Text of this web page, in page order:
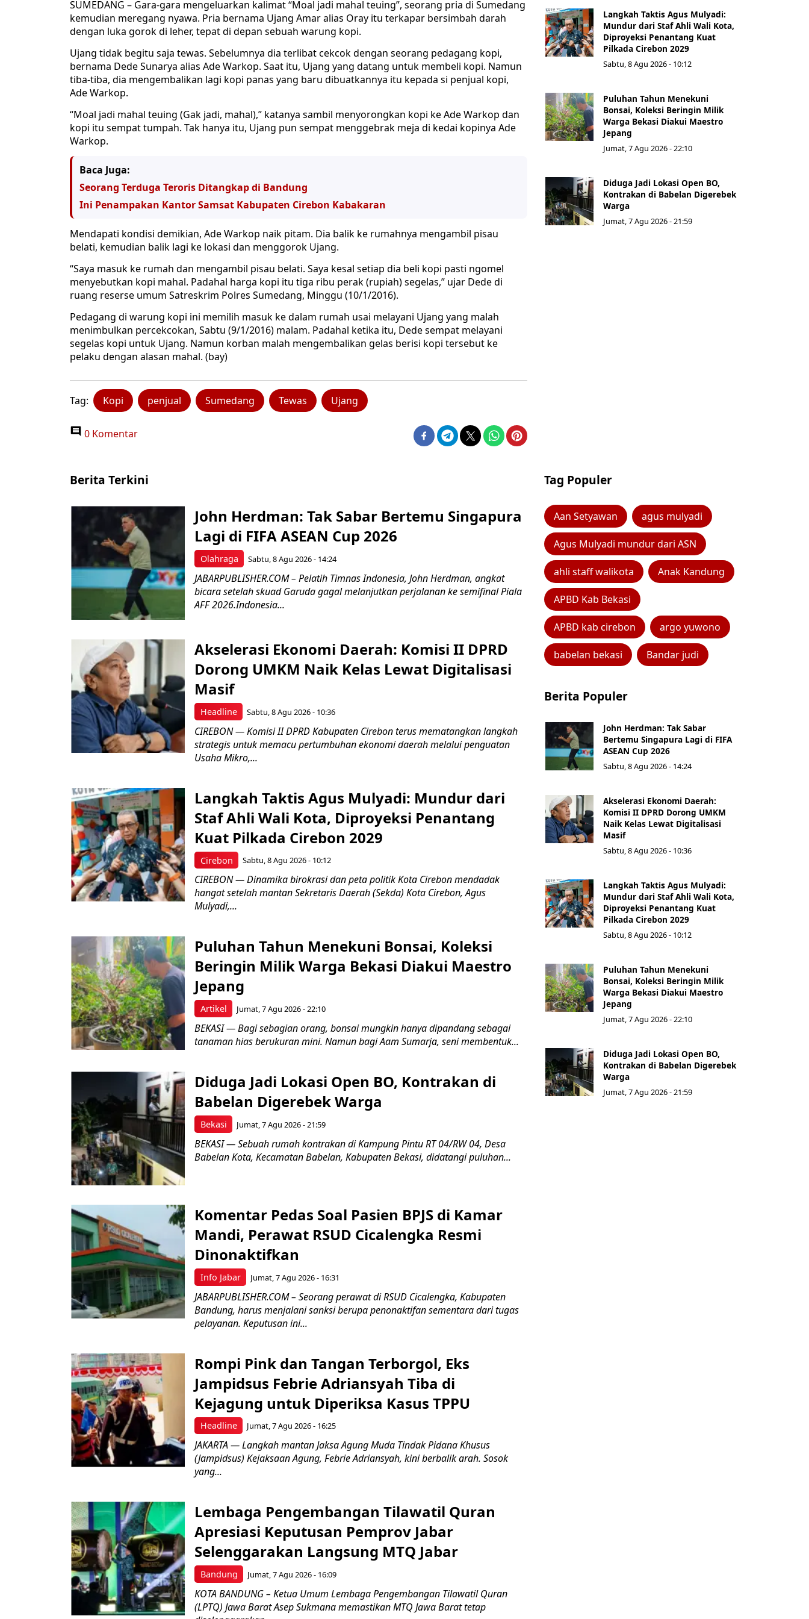
SUMEDANG – Gara-gara mengeluarkan kalimat “Moal jadi mahal teuing”, seorang pria di Sumedang
kemudian meregang nyawa. Pria bernama Ujang Amar alias Oray itu terkapar bersimbah darah
dengan luka gorok di leher, tepat di depan sebuah warung kopi.
Ujang tidak begitu saja tewas. Sebelumnya dia terlibat cekcok dengan seorang pedagang kopi,
bernama Dede Sunarya alias Ade Warkop. Saat itu, Ujang yang datang untuk membeli kopi. Namun
tiba-tiba, dia mengembalikan lagi kopi panas yang baru dibuatkannya itu kepada si penjual kopi,
Ade Warkop.
“Moal jadi mahal teuing (Gak jadi, mahal),” katanya sambil menyorongkan kopi ke Ade Warkop dan
kopi itu sempat tumpah. Tak hanya itu, Ujang pun sempat menggebrak meja di kedai kopinya Ade
Warkop.
Baca Juga:
Seorang Terduga Teroris Ditangkap di Bandung
Ini Penampakan Kantor Samsat Kabupaten Cirebon Kabakaran
Mendapati kondisi demikian, Ade Warkop naik pitam. Dia balik ke rumahnya mengambil pisau
belati, kemudian balik lagi ke lokasi dan menggorok Ujang.
“Saya masuk ke rumah dan mengambil pisau belati. Saya kesal setiap dia beli kopi pasti ngomel
menyebutkan kopi mahal. Padahal harga kopi itu tiga ribu perak (rupiah) segelas,” ujar Dede di
ruang reserse umum Satreskrim Polres Sumedang, Minggu (10/1/2016).
Pedagang di warung kopi ini memilih masuk ke dalam rumah usai melayani Ujang yang malah
menimbulkan percekcokan, Sabtu (9/1/2016) malam. Padahal ketika itu, Dede sempat melayani
segelas kopi untuk Ujang. Namun korban malah mengembalikan gelas berisi kopi tersebut ke
pelaku dengan alasan mahal. (bay)
Tag: Kopi penjual Sumedang Tewas Ujang
0 Komentar
Langkah Taktis Agus Mulyadi:
Mundur dari Staf Ahli Wali Kota,
Diproyeksi Penantang Kuat
Pilkada Cirebon 2029
Sabtu, 8 Agu 2026 - 10:12
Puluhan Tahun Menekuni
Bonsai, Koleksi Beringin Milik
Warga Bekasi Diakui Maestro
Jepang
Jumat, 7 Agu 2026 - 22:10
Diduga Jadi Lokasi Open BO,
Kontrakan di Babelan Digerebek
Warga
Jumat, 7 Agu 2026 - 21:59
Berita Terkini
Olahraga
John Herdman: Tak Sabar Bertemu Singapura
Lagi di FIFA ASEAN Cup 2026
Sabtu, 8 Agu 2026 - 14:24
JABARPUBLISHER.COM – Pelatih Timnas Indonesia, John Herdman, angkat
bicara setelah skuad Garuda gagal melanjutkan perjalanan ke semifinal Piala
AFF 2026.Indonesia...
Headline
Akselerasi Ekonomi Daerah: Komisi II DPRD
Dorong UMKM Naik Kelas Lewat Digitalisasi
Masif
Sabtu, 8 Agu 2026 - 10:36
CIREBON — Komisi II DPRD Kabupaten Cirebon terus mematangkan langkah
strategis untuk memacu pertumbuhan ekonomi daerah melalui penguatan
Usaha Mikro,...
Cirebon
Langkah Taktis Agus Mulyadi: Mundur dari
Staf Ahli Wali Kota, Diproyeksi Penantang
Kuat Pilkada Cirebon 2029
Sabtu, 8 Agu 2026 - 10:12
CIREBON — Dinamika birokrasi dan peta politik Kota Cirebon mendadak
hangat setelah mantan Sekretaris Daerah (Sekda) Kota Cirebon, Agus
Mulyadi,...
Artikel
Puluhan Tahun Menekuni Bonsai, Koleksi
Beringin Milik Warga Bekasi Diakui Maestro
Jepang
Jumat, 7 Agu 2026 - 22:10
BEKASI — Bagi sebagian orang, bonsai mungkin hanya dipandang sebagai
tanaman hias berukuran mini. Namun bagi Aam Sumarja, seni membentuk...
Bekasi
Diduga Jadi Lokasi Open BO, Kontrakan di
Babelan Digerebek Warga
Jumat, 7 Agu 2026 - 21:59
BEKASI — Sebuah rumah kontrakan di Kampung Pintu RT 04/RW 04, Desa
Babelan Kota, Kecamatan Babelan, Kabupaten Bekasi, didatangi puluhan...
Info Jabar
Komentar Pedas Soal Pasien BPJS di Kamar
Mandi, Perawat RSUD Cicalengka Resmi
Dinonaktifkan
Jumat, 7 Agu 2026 - 16:31
JABARPUBLISHER.COM – Seorang perawat di RSUD Cicalengka, Kabupaten
Bandung, harus menjalani sanksi berupa penonaktifan sementara dari tugas
pelayanan. Keputusan ini...
Headline
Rompi Pink dan Tangan Terborgol, Eks
Jampidsus Febrie Adriansyah Tiba di
Kejagung untuk Diperiksa Kasus TPPU
Jumat, 7 Agu 2026 - 16:25
JAKARTA — Langkah mantan Jaksa Agung Muda Tindak Pidana Khusus
(Jampidsus) Kejaksaan Agung, Febrie Adriansyah, kini berbalik arah. Sosok
yang...
Bandung
Lembaga Pengembangan Tilawatil Quran
Apresiasi Keputusan Pemprov Jabar
Selenggarakan Langsung MTQ Jabar
Jumat, 7 Agu 2026 - 16:09
KOTA BANDUNG – Ketua Umum Lembaga Pengembangan Tilawatil Quran
(LPTQ) Jawa Barat Asep Sukmana memastikan MTQ Jawa Barat tetap
Tag Populer
Aan Setyawan agus mulyadi
Agus Mulyadi mundur dari ASN
ahli staff walikota Anak Kandung
APBD Kab Bekasi
APBD kab cirebon argo yuwono
babelan bekasi Bandar judi
Berita Populer
John Herdman: Tak Sabar
Bertemu Singapura Lagi di FIFA
ASEAN Cup 2026
Sabtu, 8 Agu 2026 - 14:24
Akselerasi Ekonomi Daerah:
Komisi II DPRD Dorong UMKM
Naik Kelas Lewat Digitalisasi
Masif
Sabtu, 8 Agu 2026 - 10:36
Langkah Taktis Agus Mulyadi:
Mundur dari Staf Ahli Wali Kota,
Diproyeksi Penantang Kuat
Pilkada Cirebon 2029
Sabtu, 8 Agu 2026 - 10:12
Puluhan Tahun Menekuni
Bonsai, Koleksi Beringin Milik
Warga Bekasi Diakui Maestro
Jepang
Jumat, 7 Agu 2026 - 22:10
Diduga Jadi Lokasi Open BO,
Kontrakan di Babelan Digerebek
Warga
Jumat, 7 Agu 2026 - 21:59